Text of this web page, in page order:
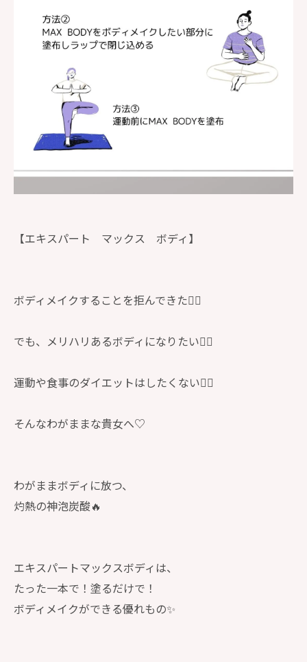
【エキスパート マックス ボディ】
ボディメイクすることを拒んできた🙋‍♀️
でも、メリハリあるボディになりたい🙋‍♀️
運動や食事のダイエットはしたくない🙋‍♀️
そんなわがままな貴女へ♡
わがままボディに放つ、
灼熱の神泡炭酸🔥
エキスパートマックスボディは、
たった一本で！塗るだけで！
ボディメイクができる優れもの✨